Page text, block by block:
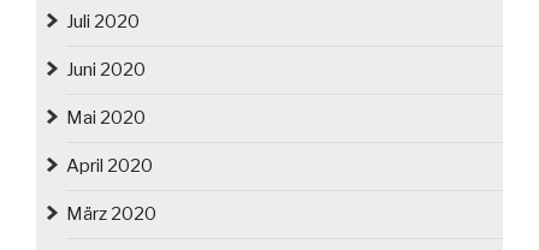
Juli 2020
Juni 2020
Mai 2020
April 2020
März 2020